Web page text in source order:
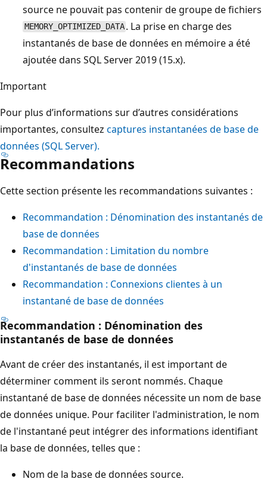
source ne pouvait pas contenir de groupe de fichiers
MEMORY_OPTIMIZED_DATA . La prise en charge des
instantanés de base de données en mémoire a été
ajoutée dans SQL Server 2019 (15.x).
Important
Pour plus d’informations sur d’autres considérations
importantes, consultez captures instantanées de base de
données (SQL Server).
Recommandations
Cette section présente les recommandations suivantes :
Recommandation : Dénomination des instantanés de
base de données
Recommandation : Limitation du nombre
d'instantanés de base de données
Recommandation : Connexions clientes à un
instantané de base de données
Recommandation : Dénomination des
instantanés de base de données
Avant de créer des instantanés, il est important de
déterminer comment ils seront nommés. Chaque
instantané de base de données nécessite un nom de base
de données unique. Pour faciliter l'administration, le nom
de l'instantané peut intégrer des informations identifiant
la base de données, telles que :
Nom de la base de données source.